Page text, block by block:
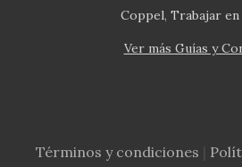
Coppel Trabajar en
Ver más Guías y
Términos y condiciones